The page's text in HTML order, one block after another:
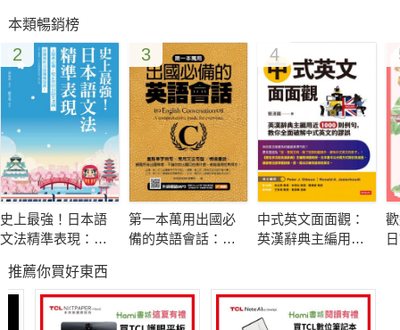
本類暢銷榜
2
史上最強！日本語
文法精準表現：上
的日語文法觀，詳
細剖析日語細緻語
3
第一本萬用出國必
備的英語會話：重
話
4
中式英文面面觀：
英漢辭典主編用近
的謬誤
推薦你買好東西